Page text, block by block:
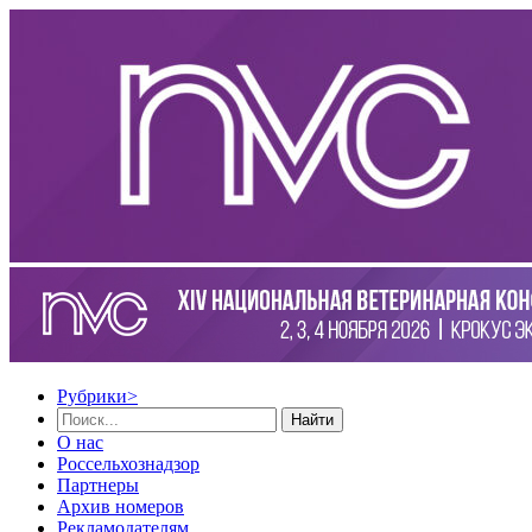
Рубрики>
Найти
О нас
Россельхознадзор
Партнеры
Архив номеров
Рекламодателям